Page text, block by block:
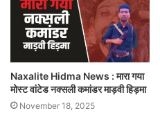
Naxalite Hidma News : मारा गया
मोस्ट वांटेड नक्सली कमांडर माड़वी हिड़मा
November 18, 2025